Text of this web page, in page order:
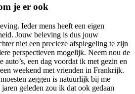
je er ook
Ieder mens heeft een eigen
Jouw beleving is dus jouw
niet een precieze afspiegeling te zijn
perspectieven mogelijk. Neem nou de
auto’s, een dag voordat ik met gezin en
weekend met vrienden in Frankrijk.
zeggen is natuurlijk bij me
geleden zou ik dat ook gedaan